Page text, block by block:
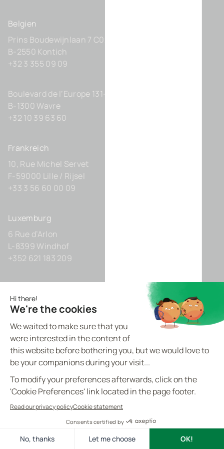
Kontakt
Belgien
Prins Boudewijnlaan 7 C0201
B-2550 Kontich
+32 3 355 09 09
Boulevard de l’Europe 131-D21
B-1300 Wavre
+32 10 39 63 60
Frankreich
10, Rue Michel Servet
F-59000 Lille / Rijsel
+33 3 56 60 00 09
Luxemburg
6 Rue d’Arlon
L-8399 Windhof
+352 621 183 209
Zollhof 8
D-40221 Düsseldorf
+49 211 9425160 0
BVI.EU - ©2026All rights reserved
Made byproptell
Datenschutz-Bestimmungen
Cookie-Richtlinie